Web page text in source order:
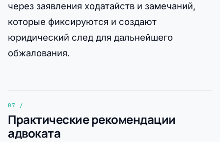
через заявления ходатайств и замечаний,
которые фиксируются и создают
юридический след для дальнейшего
обжалования.
Практические рекомендации
адвоката